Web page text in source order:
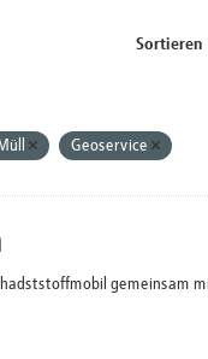
Sortieren
Müll Geoservice
gemeinsam